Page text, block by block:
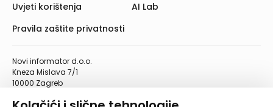
Novi informator d.o.o.
Kneza Mislava 7/1
10000 Zagreb
Uvjeti korištenja
Pravila zaštite privatnosti
AI Lab